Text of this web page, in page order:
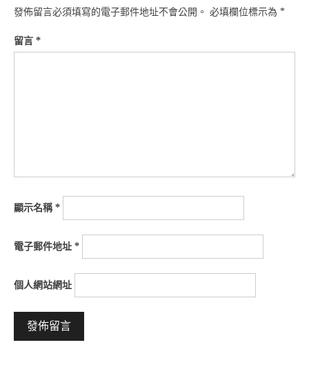
發佈留言必須填寫的電子郵件地址不會公開。 必填欄位標示為 *
留言 *
顯示名稱*
電子郵件地址 *
個人網站網址